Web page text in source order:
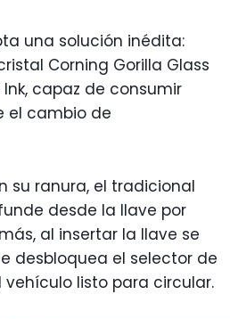
una solución inédita:
Corning Gorilla Glass
capaz de consumir
el cambio de
su ranura, el tradicional
desde la llave por
al insertar la llave se
desbloquea el selector de
listo para circular.